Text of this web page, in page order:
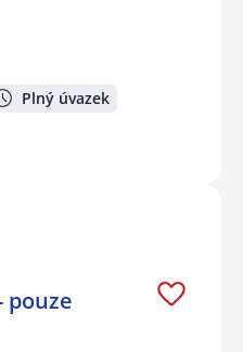
Plný úvazek
pouze